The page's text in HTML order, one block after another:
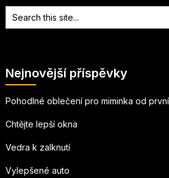
Nejnovější příspěvky
Pohodlné oblečení pro miminka od
Chtějte lepší okna
Vedra k zalknutí
Vylepšené auto